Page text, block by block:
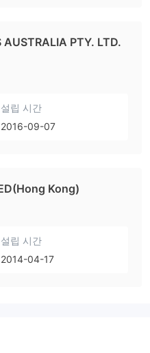
AUSTRALIA PTY. LTD.
설립 시간
2016-09-07
Kong)
설립 시간
2014-04-17